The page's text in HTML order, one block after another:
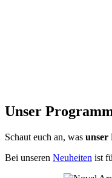
Unser
Schaut euch an, was unser
Bei unseren Neuheiten ist